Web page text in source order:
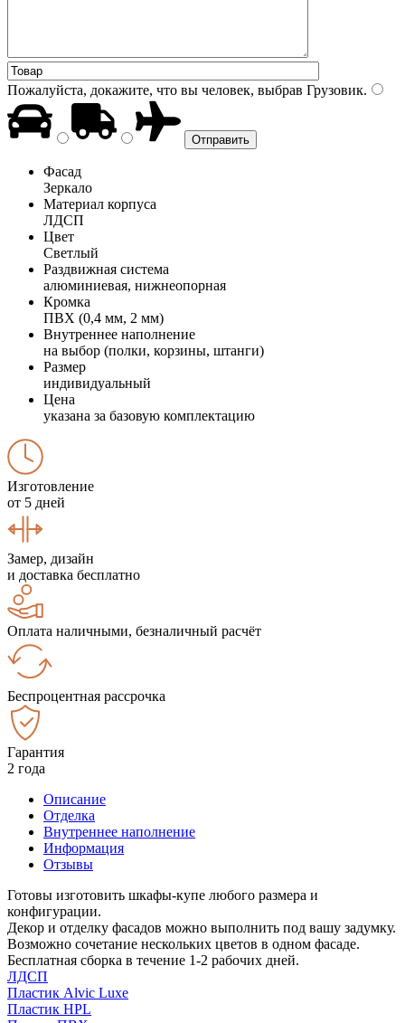
Пожалуйста, докажите, что вы человек, выбрав Грузовик.
Фасад
Зеркало
Материал корпуса
ЛДСП
Цвет
Светлый
Раздвижная система
алюминиевая, нижнеопорная
Кромка
ПВХ (0,4 мм, 2 мм)
Внутреннее наполнение
на выбор (полки, корзины, штанги)
Размер
индивидуальный
Цена
указана за базовую комплектацию
Изготовление
от 5 дней
Замер, дизайн
и доставка бесплатно
Оплата наличными, безналичный расчёт
Беспроцентная рассрочка
Гарантия
2 года
Описание
Отделка
Внутреннее наполнение
Информация
Отзывы
Готовы изготовить шкафы-купе любого размера и
конфигурации.
Декор и отделку фасадов можно выполнить под вашу задумку.
Возможно сочетание нескольких цветов в одном фасаде.
Бесплатная сборка в течение 1-2 рабочих дней.
ЛДСП
Пластик Alvic Luxe
Пластик HPL